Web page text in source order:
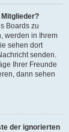
Boards zu
werden in Ihrem
sehen dort
senden.
Ihrer Freunde
dann sehen
der ignorierten